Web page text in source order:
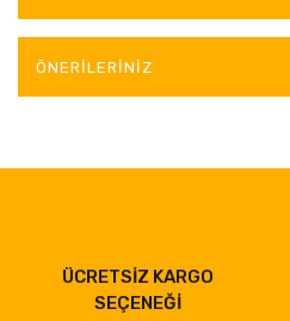
ÖNERILERINIZ
ÜCRETSİZ KARGO
SEÇENEĞİ